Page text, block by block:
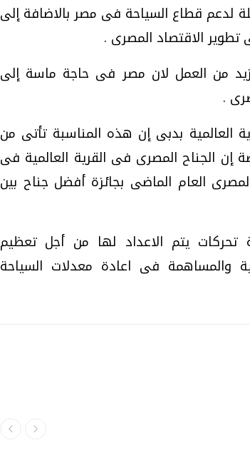
لدعم قطاع السياحة فى مصر بالاضافة إلى
الاقتصاد المصرى .
من العمل لان مصر فى حاجة ماسة إلى
.
العالمية بدبى إن هذه المناسبة تأتى من
الجناح المصرى فى القرية العالمية فى
الجناح المصرى العام الماضى بجائزة أفضل جناح بين
تحركات يتم الاعداد لها من أجل تعظيم
والمساهمة فى اعادة معدلات السياحة